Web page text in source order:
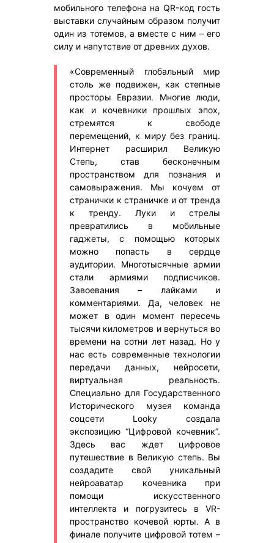
мобильного телефона на QR-код гость
выставки случайным образом получит
один из тотемов, а вместе с ним – его
силу и напутствие от древних духов.
«Современный глобальный мир
столь же подвижен, как степные
просторы Евразии. Многие люди,
как и кочевники прошлых эпох,
стремятся к свободе
перемещений, к миру без границ.
Интернет расширил Великую
Степь, став бесконечным
пространством для познания и
самовыражения. Мы кочуем от
странички к страничке и от тренда
к тренду. Луки и стрелы
превратились в мобильные
гаджеты, с помощью которых
можно попасть в сердце
аудитории. Многотысячные армии
стали армиями подписчиков.
Завоевания – лайками и
комментариями. Да, человек не
может в один момент пересечь
тысячи километров и вернуться во
времени на сотни лет назад. Но у
нас есть современные технологии
передачи данных, нейросети,
виртуальная реальность.
Специально для Государственного
Исторического музея команда
соцсети Looky создала
экспозицию “Цифровой кочевник”.
Здесь вас ждет цифровое
путешествие в Великую степь. Вы
создадите свой уникальный
нейроаватар кочевника при
помощи искусственного
интеллекта и погрузитесь в VR-
пространство кочевой юрты. А в
финале получите цифровой тотем –